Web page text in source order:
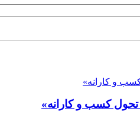
تحول کسب و کارانه»